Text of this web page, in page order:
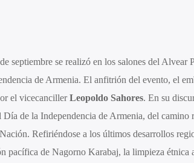
septiembre se realizó en los salones del Alvear
de Armenia. El anfitrión del evento, el
el vicecancillerLeopoldo Sahores. En su
de la Independencia de Armenia, del camino
Refiriéndose a los últimos desarrollos
pacífica de Nagorno Karabaj, la limpieza étnica